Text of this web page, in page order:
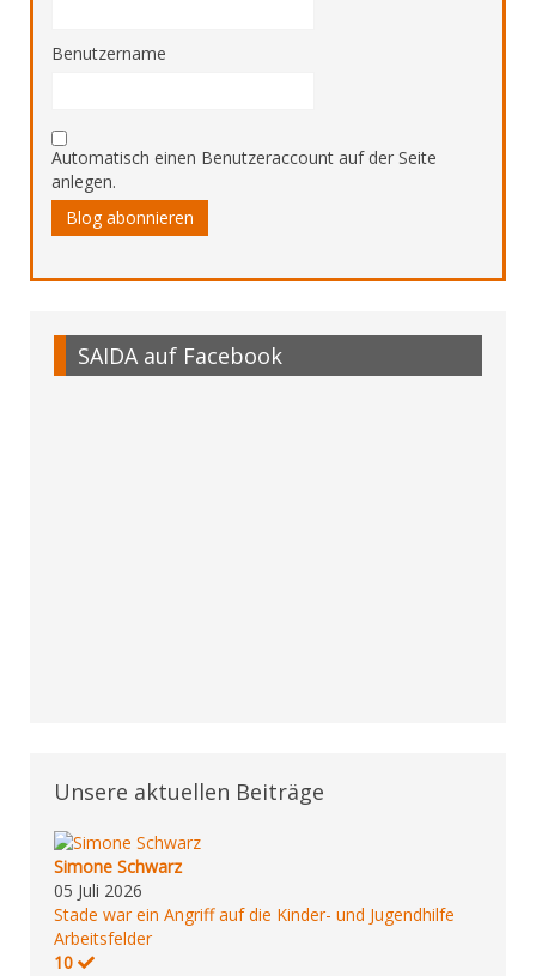
Benutzername
Automatisch einen Benutzeraccount auf der Seite
anlegen.
Blog abonnieren
SAIDA auf Facebook
Unsere aktuellen Beiträge
Simone Schwarz
05 Juli 2026
Stade war ein Angriff auf die Kinder- und Jugendhilfe
Arbeitsfelder
10